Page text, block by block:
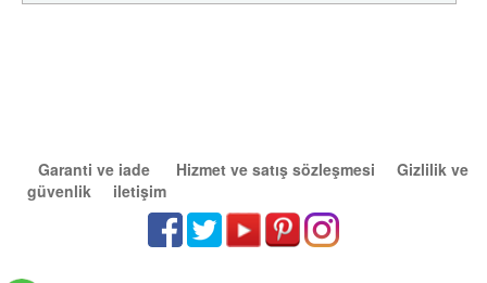
Garanti ve iade Hizmet ve satış sözleşmesi
Gizlilik ve
güvenlik
iletişim